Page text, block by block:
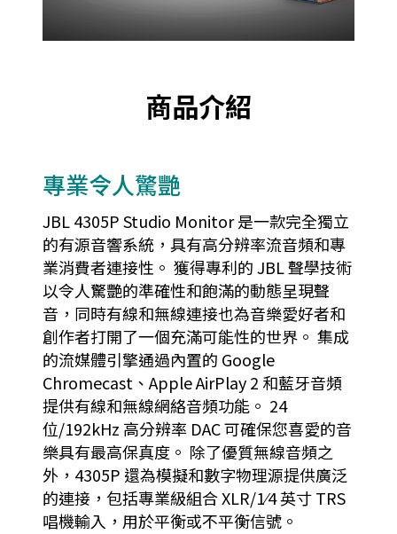
商品介紹
專業令人驚艷
JBL 4305P Studio Monitor 是一款完全獨立
的有源音響系統，具有高分辨率流音頻和專
業消費者連接性。 獲得專利的 JBL 聲學技術
以令人驚艷的準確性和飽滿的動態呈現聲
音，同時有線和無線連接也為音樂愛好者和
創作者打開了一個充滿可能性的世界。 集成
的流媒體引擎通過內置的 Google
Chromecast、Apple AirPlay 2 和藍牙音頻
提供有線和無線網絡音頻功能。 24
位/192kHz 高分辨率 DAC 可確保您喜愛的音
樂具有最高保真度。 除了優質無線音頻之
外，4305P 還為模擬和數字物理源提供廣泛
的連接，包括專業級組合 XLR/1⁄4 英寸 TRS
唱機輸入，用於平衡或不平衡信號。